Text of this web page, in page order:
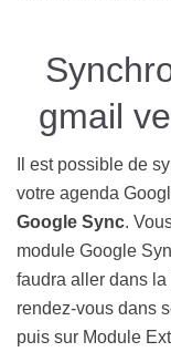
gmail
Il est possible de
votre agenda
Google Sync.
module Google
faudra aller dans
rendez-vous dans
puis sur Module